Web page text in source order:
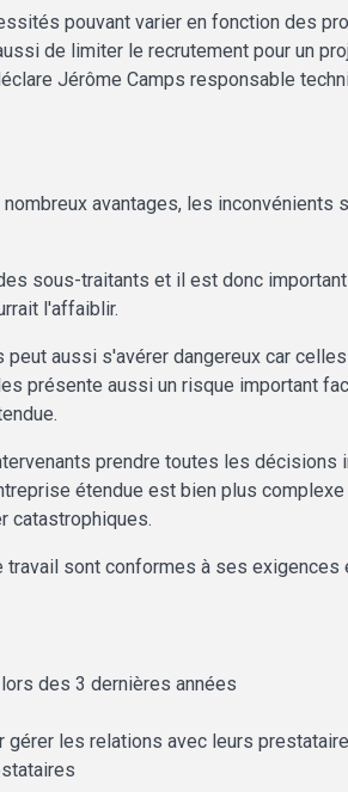
pouvant varier en fonction des
de limiter le recrutement pour un
Jérôme Camps responsable
avantages, les
sous-traitants et il est donc
l'affaiblir.
peut aussi s'avérer dangereux car
présente aussi un risque important
prendre toutes les décisions
étendue est bien plus
catastrophiques.
sont conformes à ses
des 3 dernières années
les relations avec leurs